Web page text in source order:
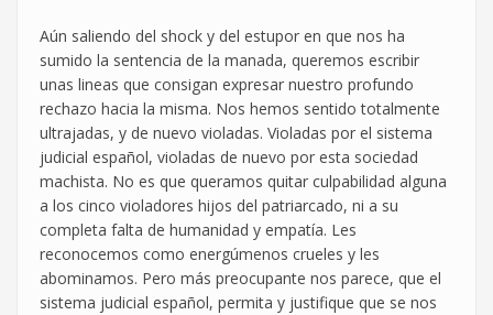
Aún saliendo del shock y del estupor en que nos ha
sumido la sentencia de la manada, queremos escribir
unas lineas que consigan expresar nuestro profundo
rechazo hacia la misma. Nos hemos sentido totalmente
ultrajadas, y de nuevo violadas. Violadas por el sistema
judicial español, violadas de nuevo por esta sociedad
machista. No es que queramos quitar culpabilidad alguna
a los cinco violadores hijos del patriarcado, ni a su
completa falta de humanidad y empatía. Les
reconocemos como energúmenos crueles y les
abominamos. Pero más preocupante nos parece, que el
sistema judicial español, permita y justifique que se nos